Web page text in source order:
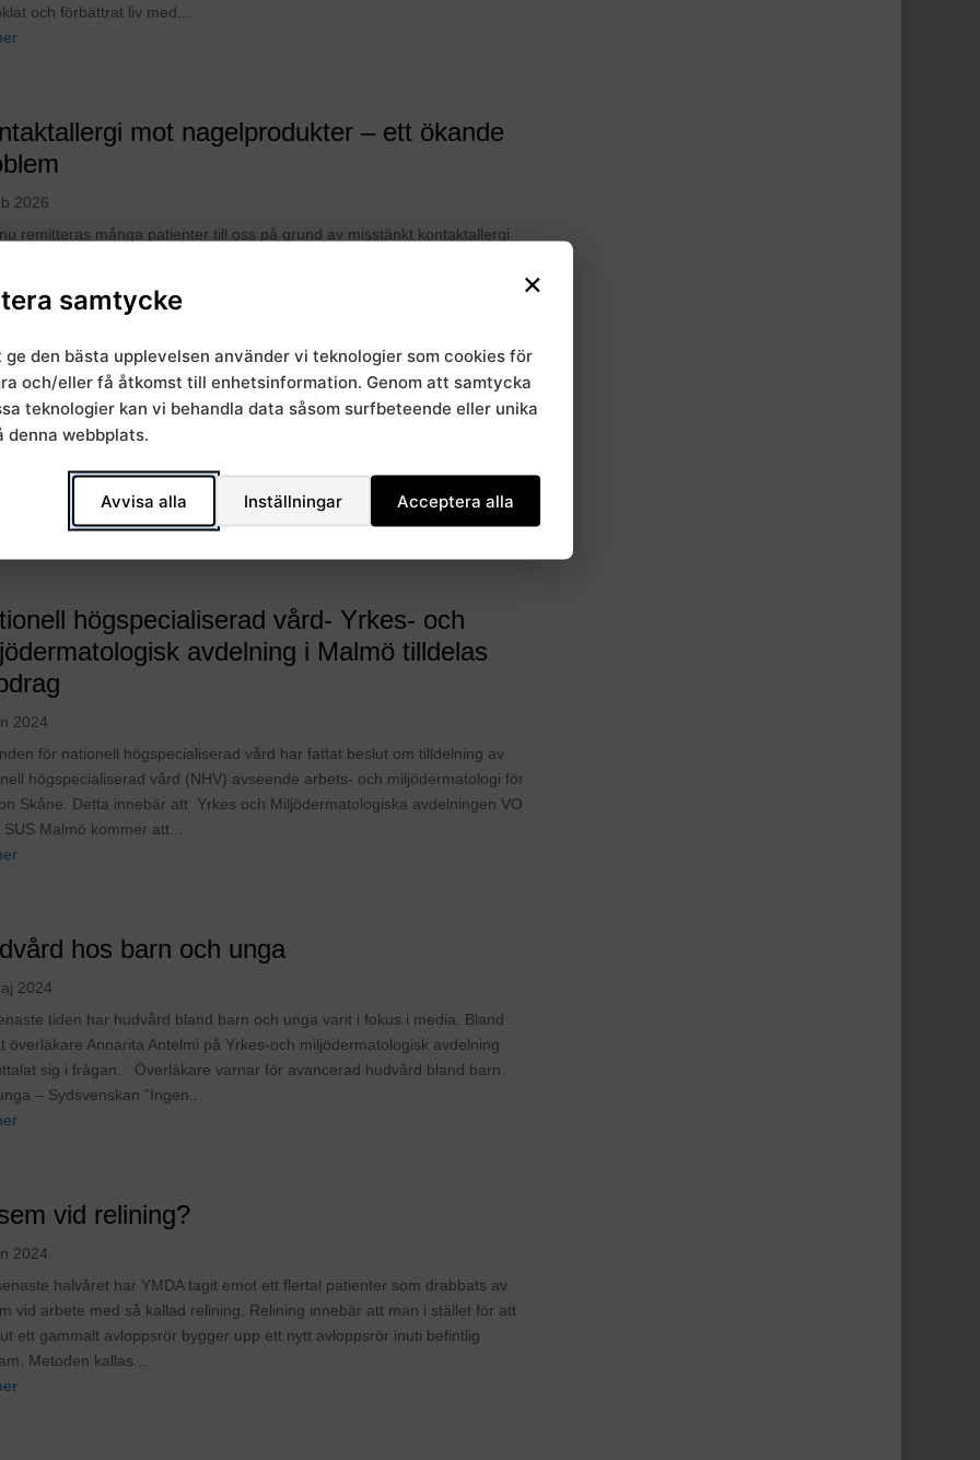
och förbättrat liv med...
mot nagelprodukter – ett ökande
2026
remitteras många patienter till oss på grund av misstänkt kontaktallergi
Genom UV-härdning omvandlas...
på instagram
YMDA på skanesus på instagram
högspecialiserad vård- Yrkes- och
avdelning i Malmö tilldelas
2024
för nationell högspecialiserad vård har fattat beslut om tilldelning av
högspecialiserad vård (NHV) avseende arbets- och miljödermatologi för
Skåne. Detta innebär att Yrkes och Miljödermatologiska avdelningen VO
SUS Malmö kommer att...
hos barn och unga
2024
tiden har hudvård bland barn och unga varit i fokus i media. Bland
överläkare Annarita Antelmi på Yrkes-och miljödermatologisk avdelning
sig i frågan. Överläkare varnar för avancerad hudvård bland barn
– Sydsvenskan ”Ingen...
vid relining?
2024
halvåret har YMDA tagit emot ett flertal patienter som drabbats av
vid arbete med så kallad relining. Relining innebär att man i stället för att
ett gammalt avloppsrör bygger upp ett nytt avloppsrör inuti befintlig
Metoden kallas...
×
samtycke
ge den bästa upplevelsen använder vi teknologier som cookies för
och/eller få åtkomst till enhetsinformation. Genom att samtycka
teknologier kan vi behandla data såsom surfbeteende eller unika
denna webbplats.
Avvisa alla Inställningar Acceptera alla